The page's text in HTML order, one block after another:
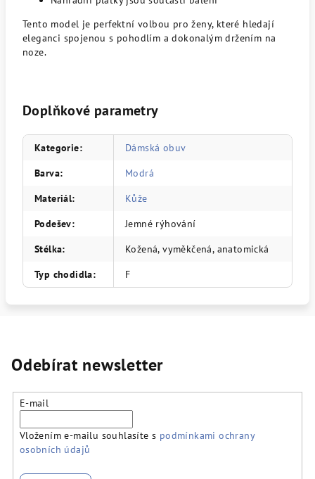
Tento model je perfektní volbou pro ženy, které hledají
eleganci spojenou s pohodlím a dokonalým držením na
noze.
Doplňkové parametry
Kategorie:
Dámská obuv
Barva:
Modrá
Materiál:
Kůže
Podešev:
Jemné rýhování
Stélka:
Kožená, vyměkčená, anatomická
Typ chodidla: F
Odebírat newsletter
E-mail
Vložením e-mailu souhlasíte s podmínkami ochrany
osobních údajů